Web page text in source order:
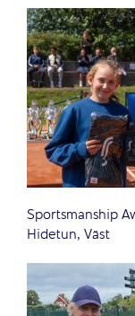
Sportsmanship
Hidetun, Väst